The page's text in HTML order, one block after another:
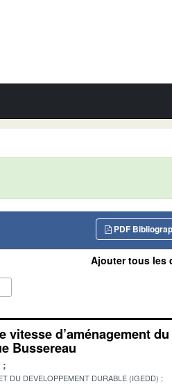
PDF
Ajouter tous les
vitesse d’aménagement du
Bussereau
DU DEVELOPPEMENT DURABLE (IGEDD)